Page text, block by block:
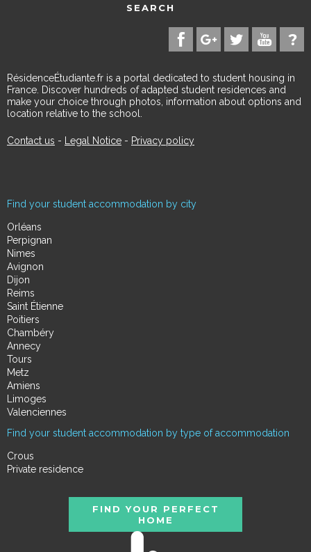
SEARCH
RésidenceÉtudiante.fr is a portal dedicated to student housing in
France. Discover hundreds of adapted student residences and
make your choice through photos, information about options and
location relative to the school.
Contact us - Legal Notice - Privacy policy
Find your student accommodation by city
Orléans
Perpignan
Nimes
Avignon
Dijon
Reims
Saint Étienne
Poitiers
Chambéry
Annecy
Tours
Metz
Amiens
Limoges
Valenciennes
Find your student accommodation by type of accommodation
Crous
Private residence
FIND YOUR PERFECT
HOME